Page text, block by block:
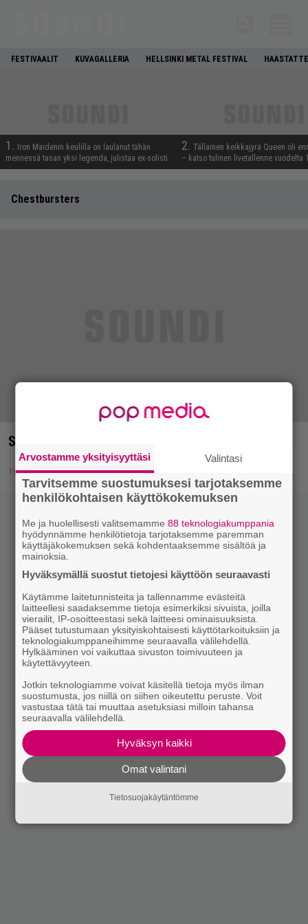
FESTIVAALIT KUVAGALLERIA HELLSINKI METAL FESTIVAL
1.
Iron Maidenin keulilla on laulanut tähän
mennessä tasan yksi legenda, julistaa ex-solisti
2. Tällainen keikkajyrä Queen oli
– katso tulinen livetallenne vuodelta
Chestbursters
Sekavia jätkiä – Tarkkailuluokalla Chestburster
19.5.2016 13:40
Arvostamme yksityisyyttäsi Valintasi
Tarvitsemme suostumuksesi tarjotaksemme
henkilökohtaisen käyttökokemuksen
Me ja huolellisesti valitsemamme88 teknologiakumppania
hyödynnämme henkilötietoja tarjotaksemme paremman
käyttäjäkokemuksen sekä kohdentaaksemme sisältöä ja
mainoksia.
Hyväksymällä suostut tietojesi käyttöön seuraavasti
Käytämme laitetunnisteita ja tallennamme evästeitä
laitteellesi saadaksemme tietoja esimerkiksi sivuista, joilla
vierailit, IP-osoitteestasi sekä laitteesi ominaisuuksista.
Pääset tutustumaan yksityiskohtaisesti käyttötarkoituksiin ja
teknologiakumppaneihimme seuraavalla välilehdellä.
Hylkääminen voi vaikuttaa sivuston toimivuuteen ja
käytettävyyteen.
Jotkin teknologiamme voivat käsitellä tietoja myös ilman
suostumusta, jos niillä on siihen oikeutettu peruste. Voit
vastustaa tätä tai muuttaa asetuksiasi milloin tahansa
seuraavalla välilehdellä.
Hyväksyn kaikki
Omat valintani
Tietosuojakäytäntömme